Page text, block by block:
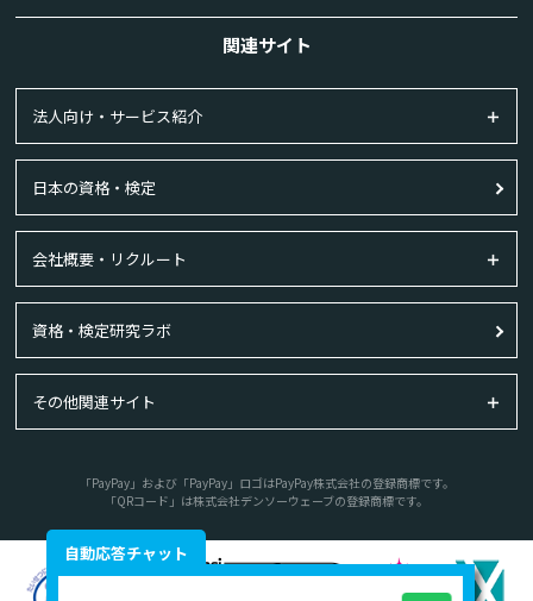
自動応答チャット
関連サイト
法人向け・サービス紹介
日本の資格・検定
会社概要・リクルート
資格・検定研究ラボ
その他関連サイト
「PayPay」および「PayPay」ロゴはPayPay株式会社の登録商標です。
「QRコード」は株式会社デンソーウェーブの登録商標です。